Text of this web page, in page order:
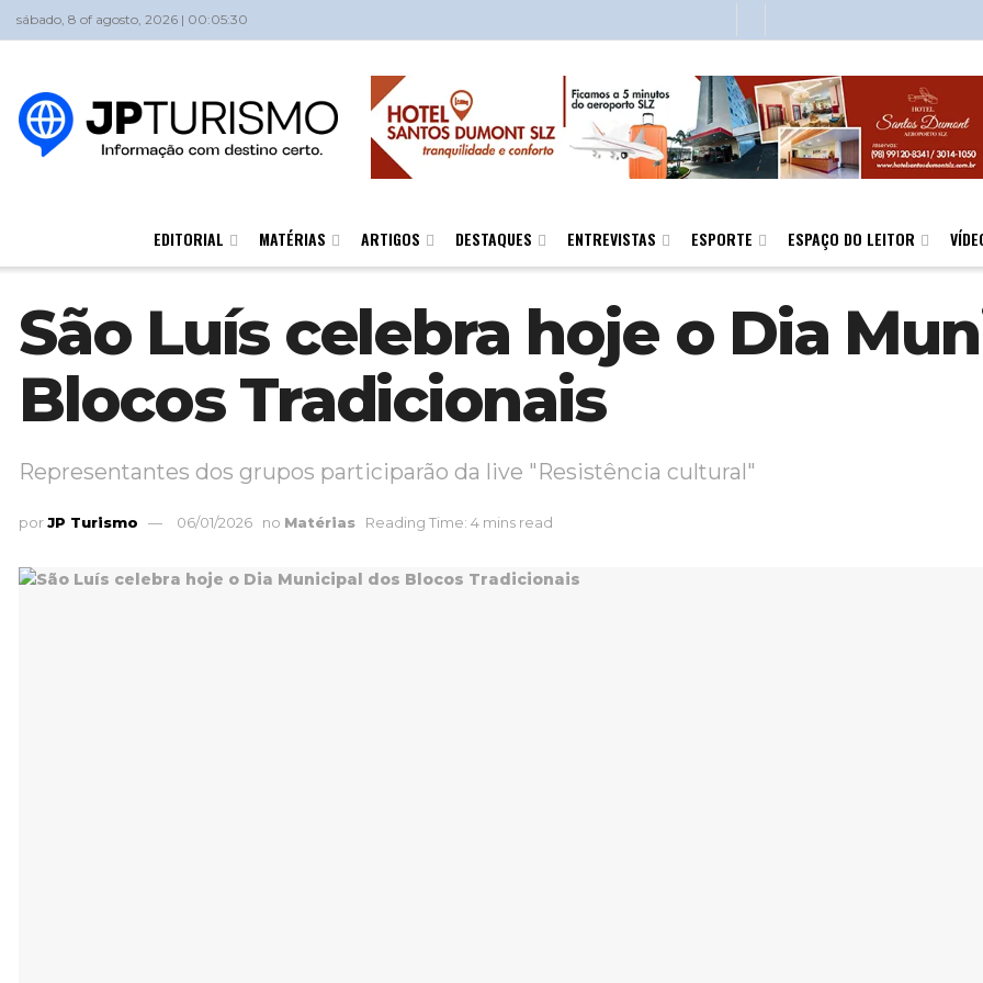
sábado, 8 of agosto, 2026 | 00:05:30
EDITORIAL MATÉRIAS ARTIGOS DESTAQUES ENTREVISTAS ESPORTE ESPAÇO DO LEITOR
São Luís celebra hoje o Dia
Blocos Tradicionais
Representantes dos grupos participarão da live "Resistência cultural"
porJP Turismo 06/01/2026 no Matérias Reading Time: 4 mins read